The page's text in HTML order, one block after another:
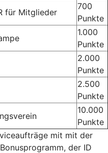
für Mitglieder
700
Punkte
1.000
Punkte
2.000
Punkte
2.500
Punkte
10.000
Punkte
mit mit der
der ID